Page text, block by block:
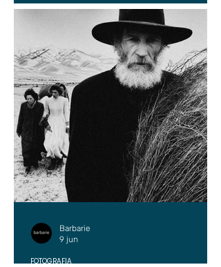
FOTOGRAFÍA
Barbarie
9 jun